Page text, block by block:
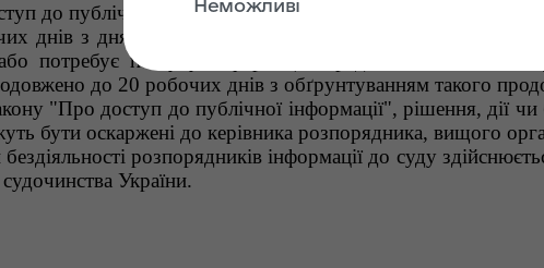
до публічної інформації", відповідь на інформаційний
днів з дня отримання запиту. У разі, якщо запит
потребує пошуку інформації серед значної кількості
до 20 робочих днів з обґрунтуванням такого
"Про доступ до публічної інформації", рішення, дії чи
бути оскаржені до керівника розпорядника, вищого
розпорядників інформації до суду
України.